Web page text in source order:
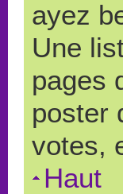
ayez
Une
pages
poster
votes,
Haut